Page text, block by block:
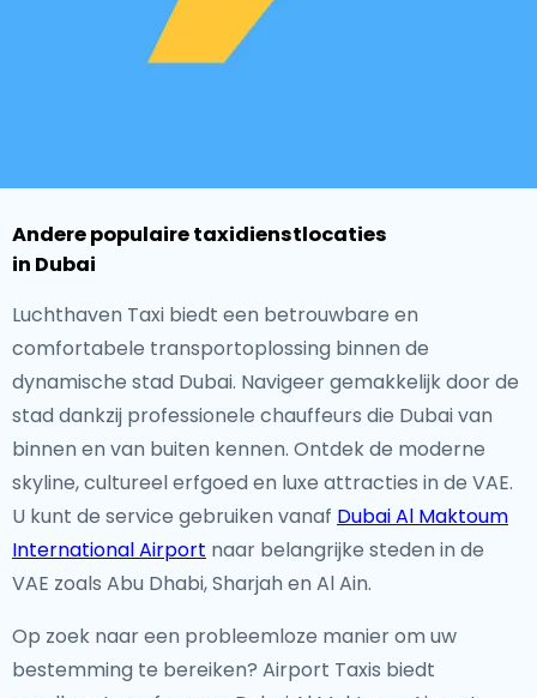
Andere populaire taxidienstlocaties
in Dubai
Luchthaven Taxi biedt een betrouwbare en
comfortabele transportoplossing binnen de
dynamische stad Dubai. Navigeer gemakkelijk door de
stad dankzij professionele chauffeurs die Dubai van
binnen en van buiten kennen. Ontdek de moderne
skyline, cultureel erfgoed en luxe attracties in de VAE.
U kunt de service gebruiken vanaf Dubai Al Maktoum
International Airport naar belangrijke steden in de
VAE zoals Abu Dhabi, Sharjah en Al Ain.
Op zoek naar een probleemloze manier om uw
bestemming te bereiken? Airport Taxis biedt